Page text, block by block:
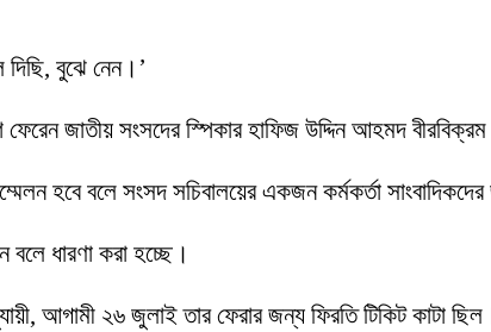
দিছি, বুঝে নেন।’
জাতীয় সংসদের স্পিকার হাফিজ উদ্দিন আহমদ
হবে বলে সংসদ সচিবালয়ের একজন কর্মকর্তা সাংবাদিকদের
বলে ধারণা করা হচ্ছে।
আগামী ২৬ জুলাই তার ফেরার জন্য ফিরতি টিকিট কাটা ছিল।